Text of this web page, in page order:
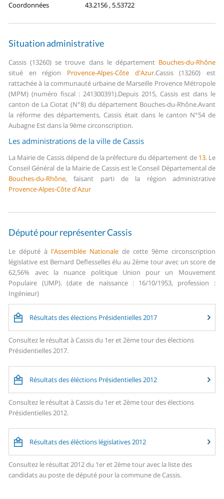
Coordonnées
43.2156 , 5.53722
Situation administrative
Cassis (13260) se trouve dans le département Bouches-du-Rhône
situé en région Provence-Alpes-Côte d'Azur.Cassis (13260) est
rattachée à la communauté urbaine de Marseille Provence Métropole
(MPM) (numéro fiscal : 241300391).Depuis 2015, Cassis est dans le
canton de La Ciotat (N°8) du département Bouches-du-Rhône.Avant
la réforme des départements, Cassis était dans le canton N°54 de
Aubagne Est dans la 9ème circonscription.
Les administrations de la ville de Cassis
La Mairie de Cassis dépend de la préfecture du département de 13.Le
Conseil Général de la Mairie de Cassis est le Conseil Départemental de
Bouches-du-Rhône, faisant parti de la région administrative
Provence-Alpes-Côte d'Azur
Député pour représenter Cassis
Le député à l'Assemblée Nationale de cette 9ème circonscription
législative est Bernard Deflesselles élu au 2ème tour avec un score de
62,56% avec la nuance politique Union pour un Mouvement
Populaire (UMP). (date de naissance : 16/10/1953, profession :
Ingénieur)
Résultats des élections Présidentielles 2017
Consultez le résultat à Cassis du 1er et 2ème tour des élections
Présidentielles 2017.
Résultats des éléctions Présidentielles 2012
Consultez le résultat à Cassis du 1er et 2ème tour des élections
Présidentielles 2012.
Résultats des éléctions législatives 2012
Consultez le résultat 2012 du 1er et 2ème tour avec la liste des
candidats au poste de député pour la commune de Cassis.